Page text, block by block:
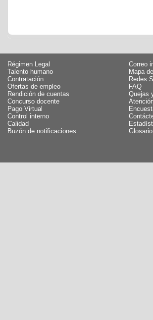
Régimen Legal
Talento humano
Contratación
Ofertas de empleo
Rendición de cuentas
Concurso docente
Pago Virtual
Control interno
Calidad
Buzón de notificaciones
Correo
Mapa
Redes
FAQ
Quejas
Glosario